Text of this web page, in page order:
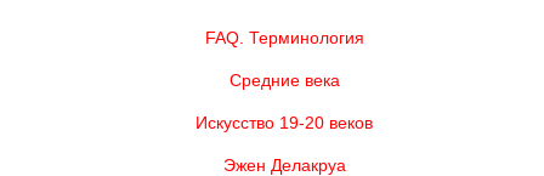
FAQ. Терминология
Средние века
Искусство 19-20 веков
Эжен Делакруа